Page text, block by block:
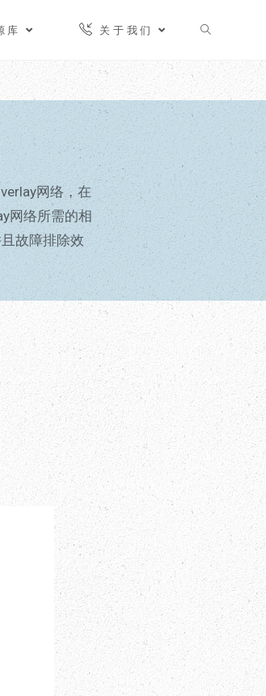
库 关于我们
网络，在
网络所需的相
故障排除效